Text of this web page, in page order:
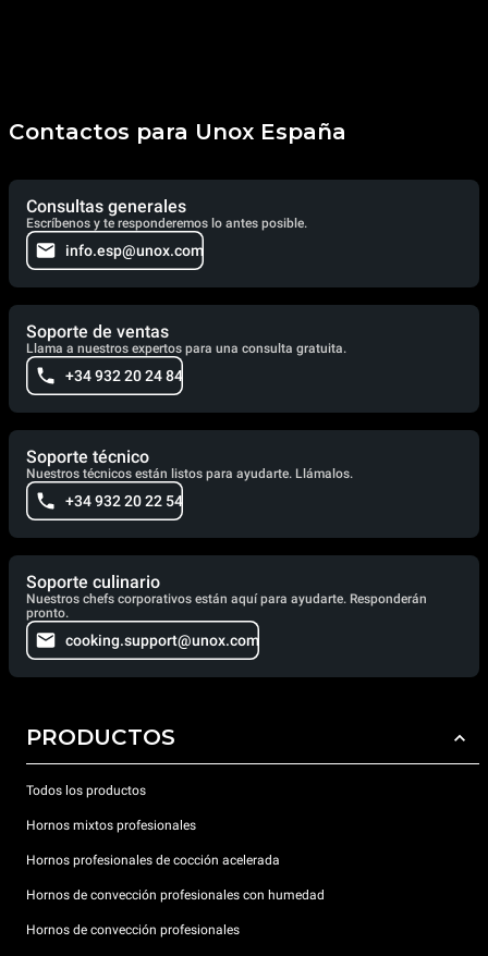
Contactos para Unox España
Consultas generales
Escríbenos y te responderemos lo antes posible.
info.esp@unox.com
Soporte de ventas
Llama a nuestros expertos para una consulta gratuita.
+34 932 20 24 84
Soporte técnico
Nuestros técnicos están listos para ayudarte. Llámalos.
+34 932 20 22 54
Soporte culinario
Nuestros chefs corporativos están aquí para ayudarte. Responderán
pronto.
cooking.support@unox.com
PRODUCTOS
Todos los productos
Hornos mixtos profesionales
Hornos profesionales de cocción acelerada
Hornos de convección profesionales con humedad
Hornos de convección profesionales